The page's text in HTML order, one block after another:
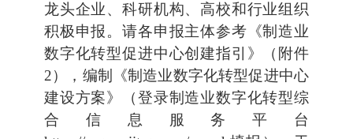
龙头企业、科研机构、高校和行业组织
积极申报。请各申报主体参考《制造业
数字化转型促进中心创建指引》（附件
2），编制《制造业数字化转型促进中心
建设方案》（登录制造业数字化转型综
合信息服务平台